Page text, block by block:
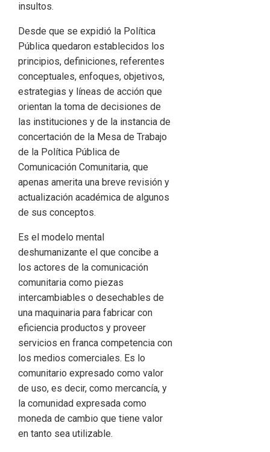
insultos.
Desde que se expidió la Política
Pública quedaron establecidos los
principios, definiciones, referentes
conceptuales, enfoques, objetivos,
estrategias y líneas de acción que
orientan la toma de decisiones de
las instituciones y de la instancia de
concertación de la Mesa de Trabajo
de la Política Pública de
Comunicación Comunitaria, que
apenas amerita una breve revisión y
actualización académica de algunos
de sus conceptos.
Es el modelo mental
deshumanizante el que concibe a
los actores de la comunicación
comunitaria como piezas
intercambiables o desechables de
una maquinaria para fabricar con
eficiencia productos y proveer
servicios en franca competencia con
los medios comerciales. Es lo
comunitario expresado como valor
de uso, es decir, como mercancía, y
la comunidad expresada como
moneda de cambio que tiene valor
en tanto sea utilizable.